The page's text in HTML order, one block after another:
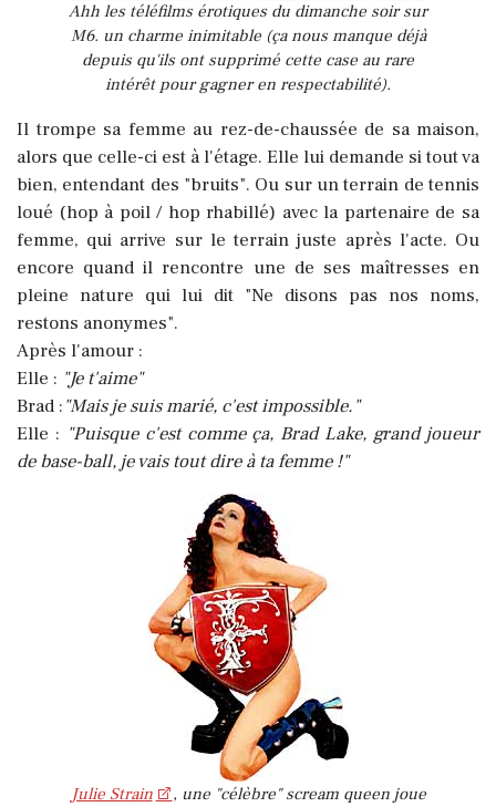
Ahh les téléfilms érotiques du dimanche soir sur
M6. un charme inimitable (ça nous manque déjà
depuis qu'ils ont supprimé cette case au rare
intérêt pour gagner en respectabilité).
Il trompe sa femme au rez-de-chaussée de sa maison,
alors que celle-ci est à l'étage. Elle lui demande si tout va
bien, entendant des "bruits". Ou sur un terrain de tennis
loué (hop à poil / hop rhabillé) avec la partenaire de sa
femme, qui arrive sur le terrain juste après l'acte. Ou
encore quand il rencontre une de ses maîtresses en
pleine nature qui lui dit "Ne disons pas nos noms,
restons anonymes".
Après l'amour :
Elle : "Je t'aime"
Brad :"Mais je suis marié, c'est impossible."
Elle : "Puisque c'est comme ça, Brad Lake, grand joueur
de base-ball, je vais tout dire à ta femme !"
Julie Strain
, une "célèbre" scream queen joue